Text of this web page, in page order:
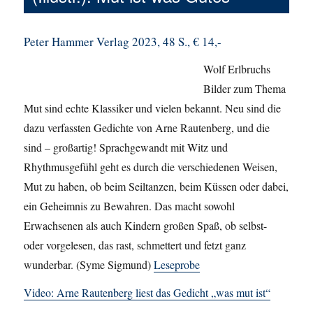
Peter Hammer Verlag 2023, 48 S., € 14,-
Wolf Erlbruchs
Bilder zum Thema
Mut sind echte Klassiker und vielen bekannt. Neu sind die
dazu verfassten Gedichte von Arne Rautenberg, und die
sind – großartig! Sprachgewandt mit Witz und
Rhythmusgefühl geht es durch die verschiedenen Weisen,
Mut zu haben, ob beim Seiltanzen, beim Küssen oder dabei,
ein Geheimnis zu Bewahren. Das macht sowohl
Erwachsenen als auch Kindern großen Spaß, ob selbst-
oder vorgelesen, das rast, schmettert und fetzt ganz
wunderbar. (Syme Sigmund)Leseprobe
Video: Arne Rautenberg liest das Gedicht „was mut ist“